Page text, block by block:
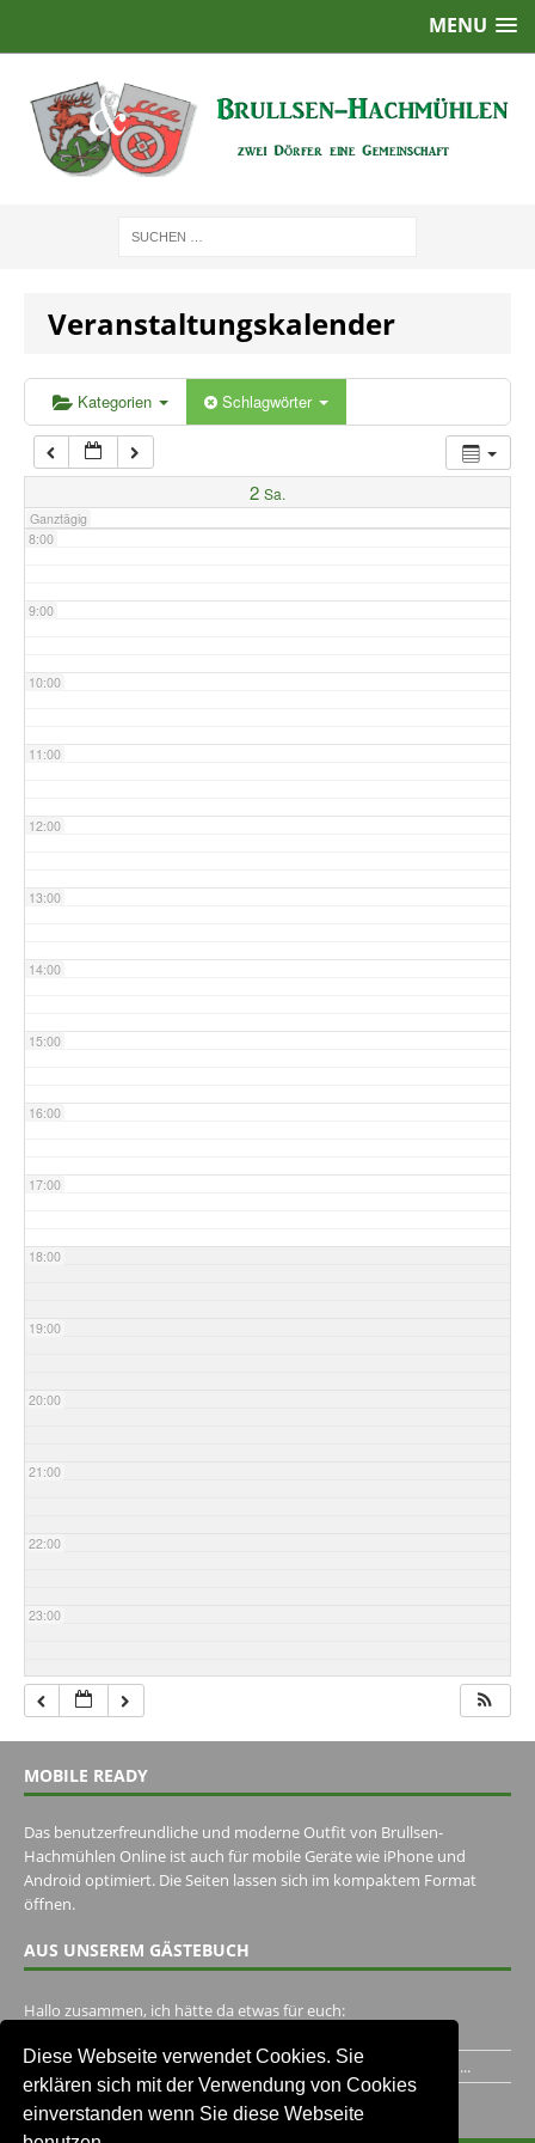
Diese Webseite verwendet Cookies. Sie
erklären sich mit der Verwendung von Cookies
einverstanden wenn Sie diese Webseite
MENU
Veranstaltungskalender
Kategorien Schlagwörter
2 Sa.
Ganztägig
2:00
5:00
6:00
7:00
8:00
9:00
10:00
11:00
12:00
13:00
14:00
15:00
16:00
17:00
18:00
19:00
20:00
21:00
22:00
23:00
MOBILE READY
Das benutzerfreundliche und moderne Outfit von Brullsen-
Hachmühlen Online ist auch für mobile Geräte wie iPhone und
Android optimiert. Die Seiten lassen sich im kompaktem Format
öffnen.
AUS UNSEREM GÄSTEBUCH
Hallo zusammen, ich hätte da etwas für euch:
Ich habe ein Jahr im Gasthaus Hugo Pape verbracht..Habe ihn...
Unser Gästebuch besuchen